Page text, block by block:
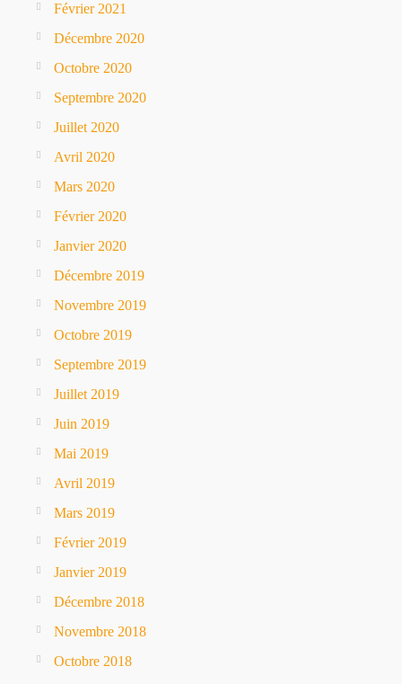
Février 2021
Décembre 2020
Octobre 2020
Septembre 2020
Juillet 2020
Avril 2020
Mars 2020
Février 2020
Janvier 2020
Décembre 2019
Novembre 2019
Octobre 2019
Septembre 2019
Juillet 2019
Juin 2019
Mai 2019
Avril 2019
Mars 2019
Février 2019
Janvier 2019
Décembre 2018
Novembre 2018
Octobre 2018